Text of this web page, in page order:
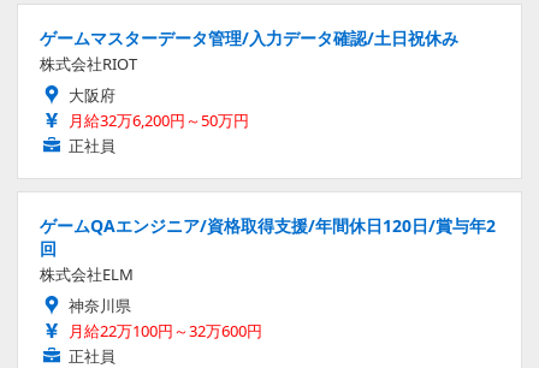
ゲームマスターデータ管理/入力データ確認/土日祝休み
株式会社RIOT
大阪府
月給32万6,200円～50万円
正社員
ゲームQAエンジニア/資格取得支援/年間休日120日/賞与年2
回
株式会社ELM
神奈川県
月給22万100円～32万600円
正社員